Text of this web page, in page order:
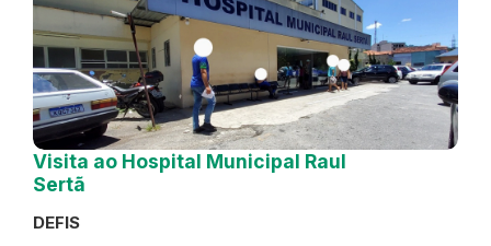
Visita ao Hospital Municipal Raul
Sertã
DEFIS